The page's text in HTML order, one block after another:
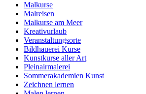
Malkurse
Malreisen
Malkurse am Meer
Kreativurlaub
Veranstaltungsorte
Bildhauerei Kurse
Kunstkurse aller Art
Pleinairmalerei
Sommerakademien Kunst
Zeichnen lernen